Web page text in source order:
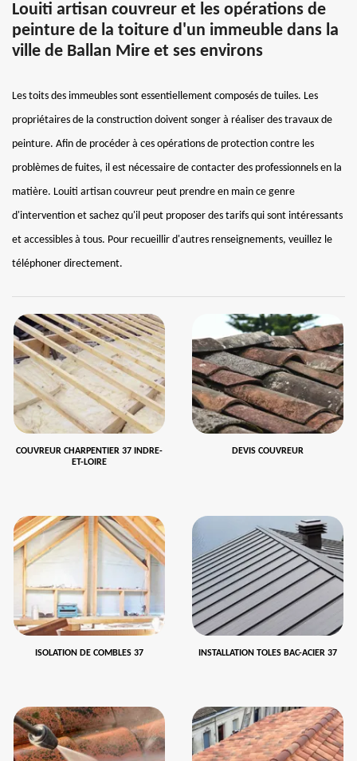
Louiti artisan couvreur et les opérations de
peinture de la toiture d'un immeuble dans la
ville de Ballan Mire et ses environs
Les toits des immeubles sont essentiellement composés de tuiles. Les
propriétaires de la construction doivent songer à réaliser des travaux de
peinture. Afin de procéder à ces opérations de protection contre les
problèmes de fuites, il est nécessaire de contacter des professionnels en la
matière. Louiti artisan couvreur peut prendre en main ce genre
d'intervention et sachez qu'il peut proposer des tarifs qui sont intéressants
et accessibles à tous. Pour recueillir d'autres renseignements, veuillez le
téléphoner directement.
COUVREUR CHARPENTIER 37 INDRE-
ET-LOIRE
DEVIS COUVREUR
ISOLATION DE COMBLES 37 INSTALLATION TOLES BAC-ACIER 37